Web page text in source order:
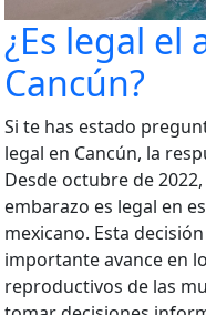
¿Es legal el
Cancún?
Si te has estado
legal en Cancún, la
Desde octubre de
embarazo es legal en
mexicano. Esta
importante avance en
reproductivos de las